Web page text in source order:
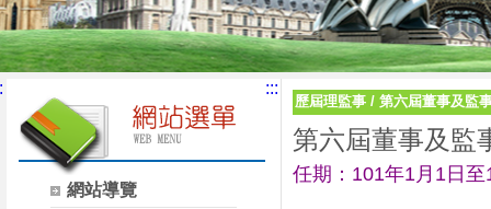
網站導覽
:::
歷屆理監事 / 第六屆董事及監
第六屆董事及監
任期：101年1月1日